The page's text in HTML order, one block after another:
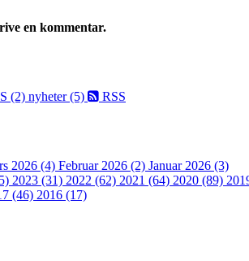
en kommentar.
(2) nyheter (5) RSS
2026 (4) Februar 2026 (2) Januar 2026 (3)
2023 (31) 2022 (62) 2021 (64) 2020 (89)
(46) 2016 (17)